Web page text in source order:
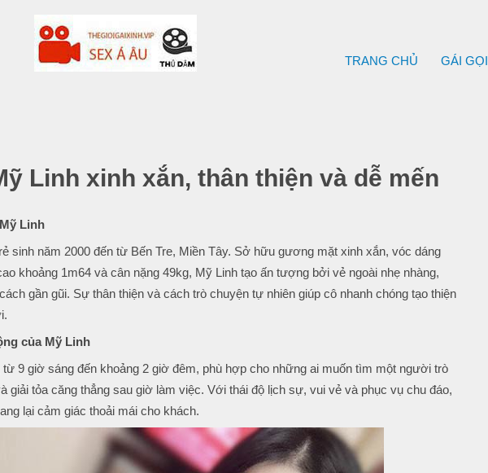
TRANG CHỦ GÁI GỌI
Linh xinh xắn, thân thiện và dễ mến
Linh
sinh năm 2000 đến từ Bến Tre, Miền Tây. Sở hữu gương mặt xinh xắn, vóc dáng
khoảng 1m64 và cân nặng 49kg, Mỹ Linh tạo ấn tượng bởi vẻ ngoài nhẹ nhàng,
gần gũi. Sự thân thiện và cách trò chuyện tự nhiên giúp cô nhanh chóng tạo thiện
của Mỹ Linh
từ 9 giờ sáng đến khoảng 2 giờ đêm, phù hợp cho những ai muốn tìm một người trò
giải tỏa căng thẳng sau giờ làm việc. Với thái độ lịch sự, vui vẻ và phục vụ chu đáo,
lại cảm giác thoải mái cho khách.